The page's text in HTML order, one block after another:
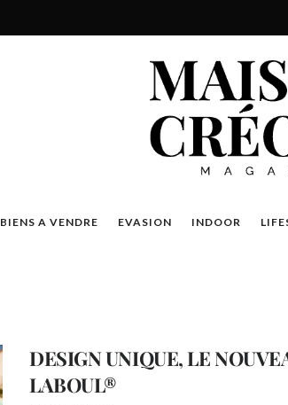
BIENS A VENDRE EVASION INDOOR
DESIGN UNIQUE, LE
LABOUL®